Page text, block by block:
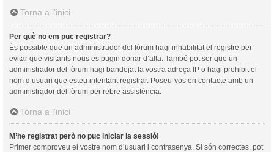
Torna a l’inici
Per què no em puc registrar?
És possible que un administrador del fòrum hagi inhabilitat el registre per
evitar que visitants nous es pugin donar d’alta. També pot ser que un
administrador del fòrum hagi bandejat la vostra adreça IP o hagi prohibit el
nom d’usuari que esteu intentant registrar. Poseu-vos en contacte amb un
administrador del fòrum per rebre assistència.
Torna a l’inici
M’he registrat però no puc iniciar la sessió!
Primer comproveu el vostre nom d’usuari i contrasenya. Si són correctes, pot